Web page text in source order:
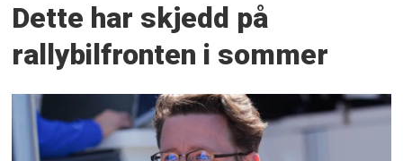
Dette har skjedd på
rallybilfronten i sommer